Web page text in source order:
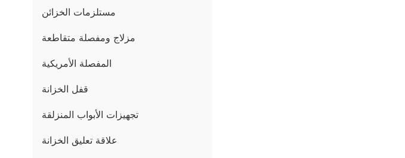
مستلزمات الخزائن
مزلاج ومفصلة متقاطعة
المفصلة الأمريكية
قفل الخزانة
تجهيزات الأبواب المنزلقة
علاقة تعليق الخزانة